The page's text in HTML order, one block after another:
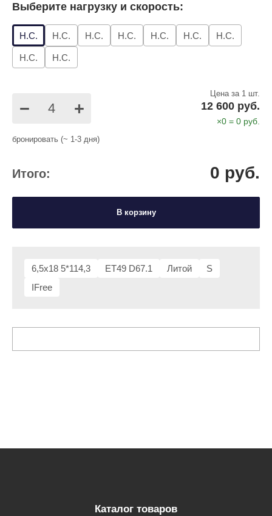
6,5x18 5*114,3 ET49 D67.1 Литой
S
IFree
Выберите нагрузку и скорость:
Н.С. Н.С. Н.С. Н.С. Н.С. Н.С. Н.С.
Н.С. Н.С.
− +
Цена за 1 шт.
12 600 руб.
×0 = 0 руб.
бронировать (~ 1-3 дня)
Итого: 0 руб.
В корзину
Каталог товаров